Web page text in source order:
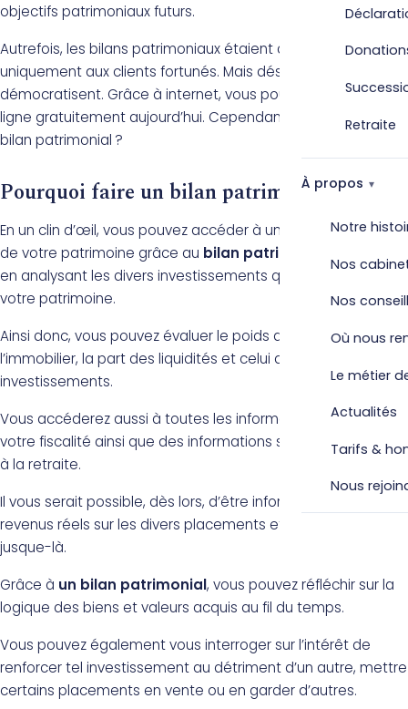
Retraite
À propos
Notre
Nos
Nos
Où nous
Le métier
Actualités
Tarifs &
Nous
objectifs patrimoniaux futurs.
Autrefois, les bilans patrimoniaux étaient destinés
uniquement aux clients fortunés. Mais désormais, ils se
démocratisent. Grâce à internet, vous pouvez le faire en
ligne gratuitement aujourd’hui. Cependant, pourquoi un
bilan patrimonial ?
Pourquoi faire un bilan patrimonial ?
En un clin d’œil, vous pouvez accéder à une image complète
de votre patrimoine grâce au bilan patrimonial en ligne
en analysant les divers investissements qui composent
votre patrimoine.
Ainsi donc, vous pouvez évaluer le poids que représente
l’immobilier, la part des liquidités et celui des
investissements.
Vous accéderez aussi à toutes les informations relatives à
votre fiscalité ainsi que des informations sur vos futurs droits
à la retraite.
Il vous serait possible, dès lors, d’être informé de vos
revenus réels sur les divers placements et biens acquis
jusque-là.
Grâce à un bilan patrimonial, vous pouvez réfléchir sur la
logique des biens et valeurs acquis au fil du temps.
Vous pouvez également vous interroger sur l’intérêt de
renforcer tel investissement au détriment d’un autre, mettre
certains placements en vente ou en garder d’autres.